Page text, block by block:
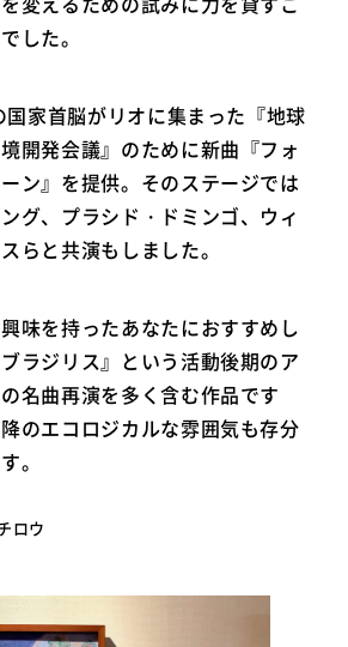
した。
家首脳がリオに集まった『地球
開発会議』のために新曲『フォ
ン』を提供。そのステージでは
グ、プラシド・ドミンゴ、ウィ
らと共演もしました。
味を持ったあなたにおすすめし
ラジリス』という活動後期のア
名曲再演を多く含む作品です
のエコロジカルな雰囲気も存分
。
ロウ